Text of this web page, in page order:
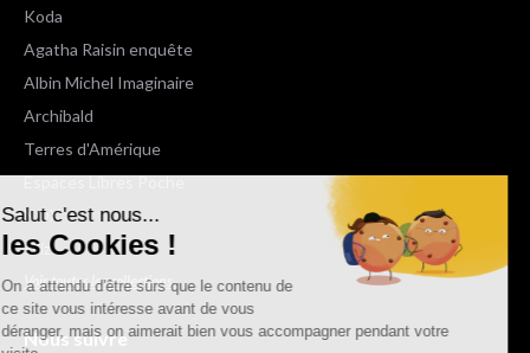
Salut c'est nous...
les Cookies !
On a attendu d'être sûrs que le contenu de
ce site vous intéresse avant de vous
déranger, mais on aimerait bien vous accompagner pendant votre
Koda
Agatha Raisin enquête
Albin Michel Imaginaire
Archibald
Terres d'Amérique
Espaces Libres Poche
NOX
Wiz
Voir toutes les collections
Nous suivre